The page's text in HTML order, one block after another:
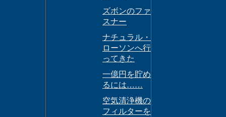
ズボンのファ
スナー
ナチュラル・
ローソンへ行
ってきた
一億円を貯め
るには……
空気清浄機の
フィルターを